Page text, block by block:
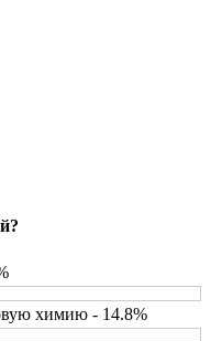
химию - 14.8%